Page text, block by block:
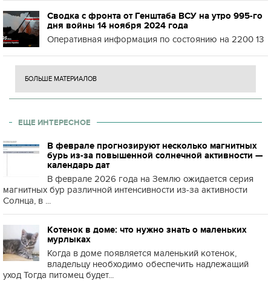
Сводка с фронта от Генштаба ВСУ на утро 995-го
дня войны 14 ноября 2024 года
Оперативная информация по состоянию на 2200 13
БОЛЬШЕ МАТЕРИАЛОВ
ЕЩЕ ИНТЕРЕСНОЕ
В феврале прогнозируют несколько магнитных
бурь из-за повышенной солнечной активности —
календарь дат
В феврале 2026 года на Землю ожидается серия
магнитных бур различной интенсивности из-за активности
Солнца, в ...
Котенок в доме: что нужно знать о маленьких
мурлыках
Когда в доме появляется маленький котенок,
владельцу необходимо обеспечить надлежащий
уход Тогда питомец будет...